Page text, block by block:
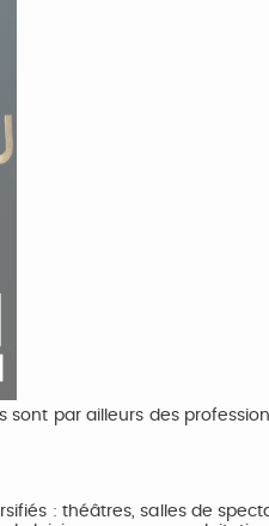
sont par ailleurs des
: théâtres, salles de